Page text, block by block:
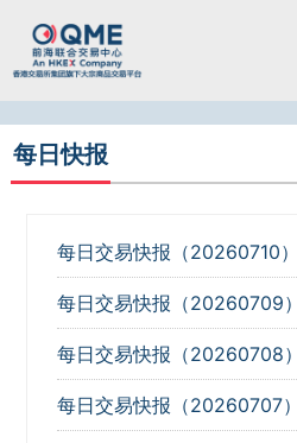
每日快报
每日交易快报（20260710）
每日交易快报（20260709）
每日交易快报（20260708）
每日交易快报（20260707）